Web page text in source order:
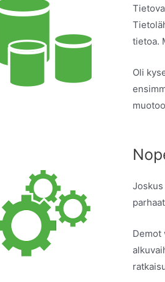
tietoa.
Oli
Demot